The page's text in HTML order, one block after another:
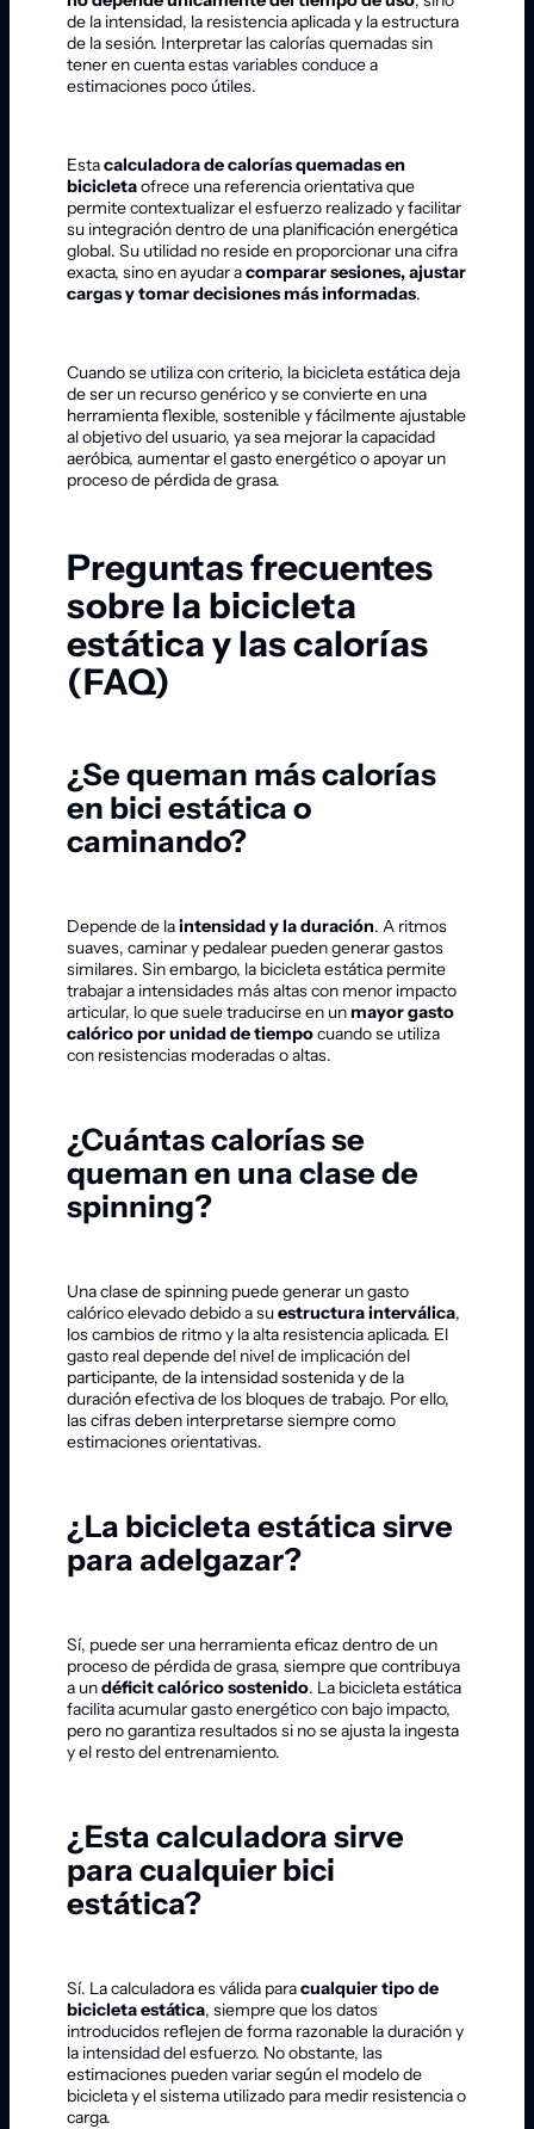
de la intensidad, la resistencia aplicada y la estructura
de la sesión. Interpretar las calorías quemadas sin
tener en cuenta estas variables conduce a
estimaciones poco útiles.
Estacalculadora de calorías quemadas en
bicicletaofrece una referencia orientativa que
permite contextualizar el esfuerzo realizado y facilitar
su integración dentro de una planificación energética
global. Su utilidad no reside en proporcionar una cifra
exacta, sino en ayudar acomparar sesiones, ajustar
cargas y tomar decisiones más informadas.
Cuando se utiliza con criterio, la bicicleta estática deja
de ser un recurso genérico y se convierte en una
herramienta flexible, sostenible y fácilmente ajustable
al objetivo del usuario, ya sea mejorar la capacidad
aeróbica, aumentar el gasto energético o apoyar un
proceso de pérdida de grasa.
Preguntas frecuentes
sobre la bicicleta
estática y las calorías
(FAQ)
¿Se queman más calorías
en bici estática o
caminando?
Depende de laintensidad y la duración. A ritmos
suaves, caminar y pedalear pueden generar gastos
similares. Sin embargo, la bicicleta estática permite
trabajar a intensidades más altas con menor impacto
articular, lo que suele traducirse en unmayor gasto
calórico por unidad de tiempocuando se utiliza
con resistencias moderadas o altas.
¿Cuántas calorías se
queman en una clase de
spinning?
Una clase de spinning puede generar un gasto
calórico elevado debido a suestructura interválica,
los cambios de ritmo y la alta resistencia aplicada. El
gasto real depende del nivel de implicación del
participante, de la intensidad sostenida y de la
duración efectiva de los bloques de trabajo. Por ello,
las cifras deben interpretarse siempre como
estimaciones orientativas.
¿La bicicleta estática sirve
para adelgazar?
Sí, puede ser una herramienta eficaz dentro de un
proceso de pérdida de grasa, siempre que contribuya
a undéficit calórico sostenido. La bicicleta estática
facilita acumular gasto energético con bajo impacto,
pero no garantiza resultados si no se ajusta la ingesta
y el resto del entrenamiento.
¿Esta calculadora sirve
para cualquier bici
estática?
Sí. La calculadora es válida paracualquier tipo de
bicicleta estática, siempre que los datos
introducidos reflejen de forma razonable la duración y
la intensidad del esfuerzo. No obstante, las
estimaciones pueden variar según el modelo de
bicicleta y el sistema utilizado para medir resistencia o
carga.